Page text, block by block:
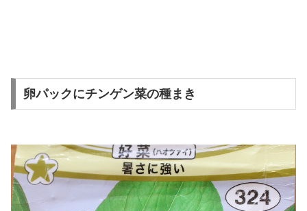
卵パックにチンゲン菜の種まき